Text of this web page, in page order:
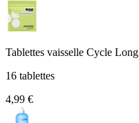
Tablettes vaisselle Cycle Long
16 tablettes
4,99 €